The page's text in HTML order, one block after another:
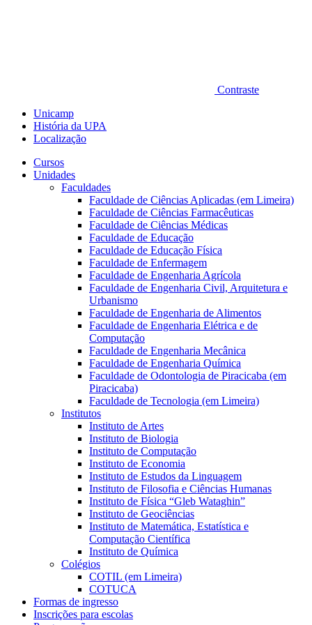
Contraste
Unicamp
História da UPA
Localização
Cursos
Unidades
Faculdades
Faculdade de Ciências Aplicadas (em Limeira)
Faculdade de Ciências Farmacêuticas
Faculdade de Ciências Médicas
Faculdade de Educação
Faculdade de Educação Física
Faculdade de Enfermagem
Faculdade de Engenharia Agrícola
Faculdade de Engenharia Civil, Arquitetura e
Urbanismo
Faculdade de Engenharia de Alimentos
Faculdade de Engenharia Elétrica e de
Computação
Faculdade de Engenharia Mecânica
Faculdade de Engenharia Química
Faculdade de Odontologia de Piracicaba (em
Piracicaba)
Faculdade de Tecnologia (em Limeira)
Institutos
Instituto de Artes
Instituto de Biologia
Instituto de Computação
Instituto de Economia
Instituto de Estudos da Linguagem
Instituto de Filosofia e Ciências Humanas
Instituto de Física “Gleb Wataghin”
Instituto de Geociências
Instituto de Matemática, Estatística e
Computação Científica
Instituto de Química
Colégios
COTIL (em Limeira)
COTUCA
Formas de ingresso
Inscrições para escolas